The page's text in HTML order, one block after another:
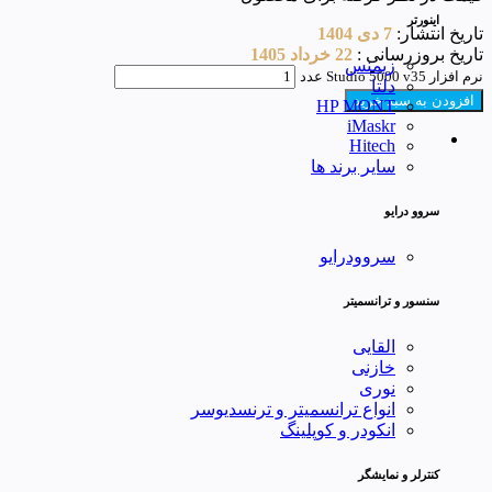
اینورتر
زیمنس
دلتا
HP MONT
iMaskr
Hitech
سایر برند ها
سروو درایو
سروودرایو
سنسور و ترانسمیتر
القایی
خازنی
نوری
انواع ترانسمیتر و ترنسدیوسر
انکودر و کوپلینگ
کنترلر و نمایشگر
تاریخ انتشار: 7 دی 1404
تاریخ بروزرسانی : 22 خرداد 1405
نرم افزار Studio 5000 v35 عدد
افزودن به سبد خرید